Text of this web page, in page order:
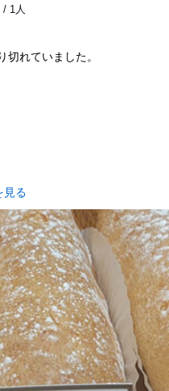
/ 1人
れていました。
見る